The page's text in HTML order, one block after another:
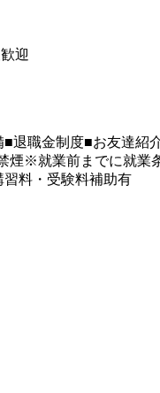
迎
退職金制度■お友達紹
煙※就業前までに就業
料・受験料補助有